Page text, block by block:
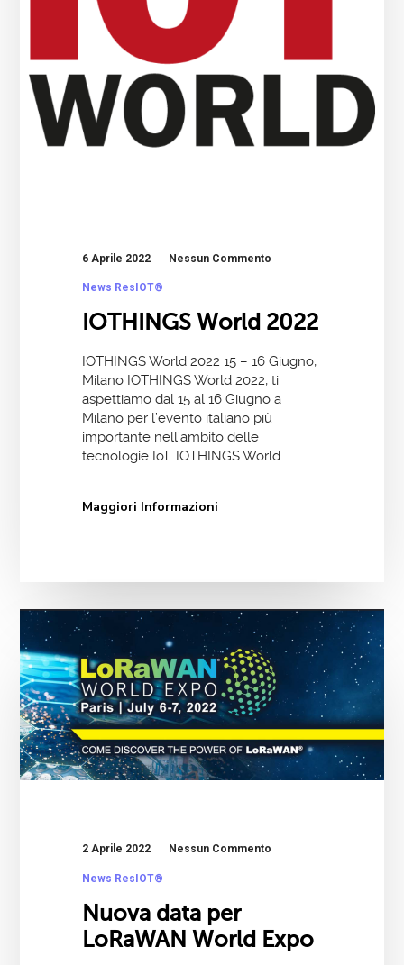
6 Aprile 2022 Nessun Commento
News ResIOT®
IOTHINGS World 2022
IOTHINGS World 2022 15 – 16 Giugno,
Milano IOTHINGS World 2022, ti
aspettiamo dal 15 al 16 Giugno a
Milano per l’evento italiano più
importante nell’ambito delle
tecnologie IoT. IOTHINGS World…
Maggiori Informazioni
2 Aprile 2022 Nessun Commento
News ResIOT®
Nuova data per
LoRaWAN World Expo